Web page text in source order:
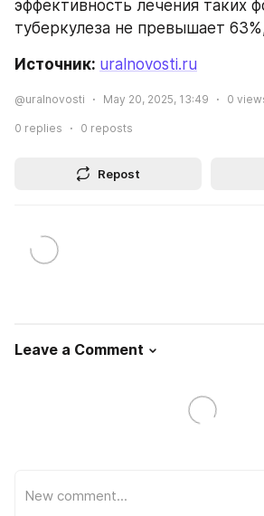
эффективность лечения таких
туберкулеза не превышает
Источник: uralnovosti.ru
@uralnovosti May 20, 2025, 13:49 0
0 replies 0 reposts
Repost
Leave a Comment